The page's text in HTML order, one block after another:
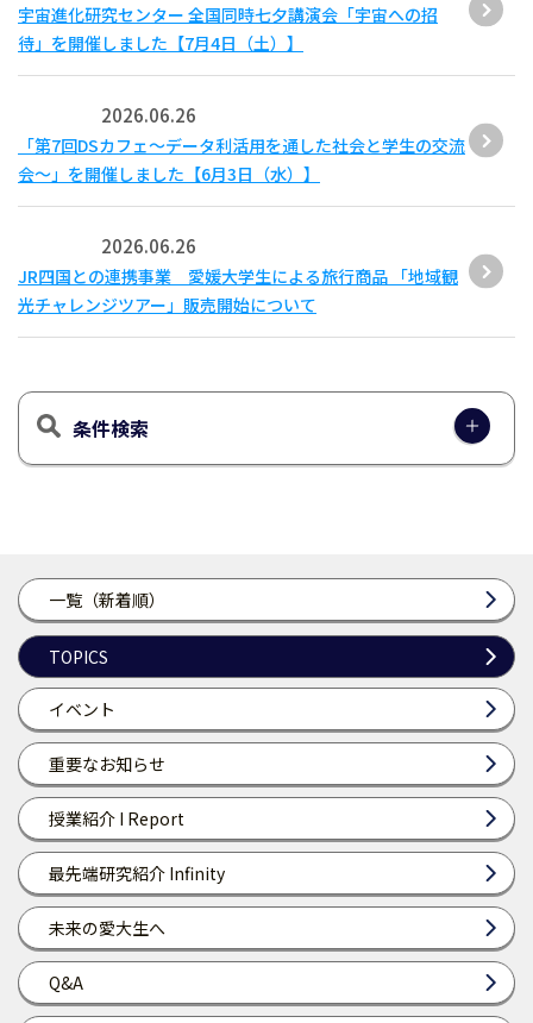
一覧（新着順）
TOPICS
イベント
重要なお知らせ
授業紹介 I Report
最先端研究紹介 Infinity
未来の愛大生へ
Q&A
宇宙進化研究センター 全国同時七夕講演会「宇宙への招
待」を開催しました【7月4日（土）】
2026.06.26
「第7回DSカフェ〜データ利活用を通した社会と学生の交流
会〜」を開催しました【6月3日（水）】
2026.06.26
JR四国との連携事業 愛媛大学生による旅行商品 「地域観
光チャレンジツアー」販売開始について
条件検索